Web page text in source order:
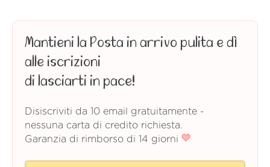
Mantieni la Posta in arrivo pulita e dì
alle iscrizioni
di lasciarti in pace!
Disiscriviti da 10 email gratuitamente -
nessuna carta di credito richiesta.
Garanzia di rimborso di 14 giorni